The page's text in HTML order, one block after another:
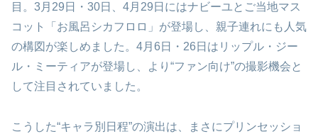
目。3月29日・30日、4月29日にはナビーユとご当地マス
コット「お風呂シカフロロ」が登場し、親子連れにも人気
の構図が楽しめました。4月6日・26日はリップル・ジー
ル・ミーティアが登場し、より“ファン向け”の撮影機会と
して注目されていました。
こうした“キャラ別日程”の演出は、まさにプリンセッショ